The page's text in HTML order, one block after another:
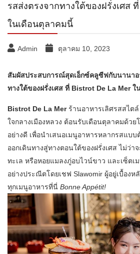
รสส่งตรงจากทางใต้ของฝรั่งเศส
ในเดือนตุลาคมนี้
Admin ตุลาคม 10, 2023
สัมผัสประสบการณ์สุดเอ็กซ์คลูซีฟกับนานาอ
ทางใต้ของฝรั่งเศส ที่ Bistrot De La Mer ใ
Bistrot De La Merร้านอาหารเลิศรสสไตล์
ใจกลางเมืองหลวง ต้อนรับเดือนตุลาคมด้ว
อย่างดี เพื่อนำเสนอเมนูอาหารหลากรสแบ
ออกเดินทางสู่ทางตอนใต้ของฝรั่งเศส ไม่ว่า
ทะเล หรือหอยแมลงภู่อบไวน์ขาว และเซ็ตเ
อย่างประณีตโดยเชฟ Slawomir ผู้อยู่เบื้อง
ทุกเมนูอาหารที่นี่ Bonne Appétit!